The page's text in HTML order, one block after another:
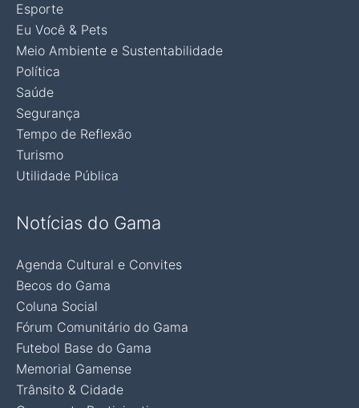
Esporte
Eu Você & Pets
Meio Ambiente e Sustentabilidade
Política
Saúde
Segurança
Tempo de Reflexão
Turismo
Utilidade Pública
Notícias do Gama
Agenda Cultural e Convites
Becos do Gama
Coluna Social
Fórum Comunitário do Gama
Futebol Base do Gama
Memorial Gamense
Trânsito & Cidade